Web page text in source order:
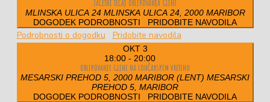
ZAČETNI TEČAJ OBLIKOVANJA GLINE
MLINSKA ULICA 24
MLINSKA ULICA 24, 2000 MARIBOR
DOGODEK PODROBNOSTI
PRIDOBITE NAVODILA
Podrobnosti o dogodku Pridobite navodila
OKT 3
18:00 - 20:00
OBLIKOVANJE GLINE NA LONČARSKEM VRETENU
MESARSKI PREHOD 5, 2000 MARIBOR (LENT) MESARSKI
PREHOD 5, MARIBOR
DOGODEK PODROBNOSTI
PRIDOBITE NAVODILA